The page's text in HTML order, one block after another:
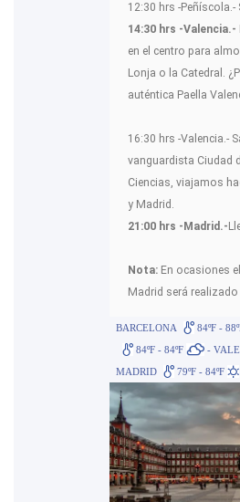
12:30 hrs -Peñíscola.-
14:30 hrs -Valencia.-
en el centro para
Lonja o la Catedral.
auténtica Paella
16:30 hrs -Valencia.-
vanguardista Ciudad
Ciencias, viajamos
y Madrid.
21:00 hrs -Madrid.-
Nota: En ocasiones
Madrid será realizado
BARCELONA 84ºF -
84ºF - 84ºF
-
MADRID
79ºF - 84ºF